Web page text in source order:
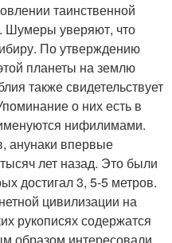
таинственной
Шумеры уверяют, что
По утверждению
планеты на землю
также свидетельствует
о них есть в
нифилимами.
анунаки впервые
лет назад. Это были
достигал 3, 5-5 метров.
цивилизации на
рукописях содержатся